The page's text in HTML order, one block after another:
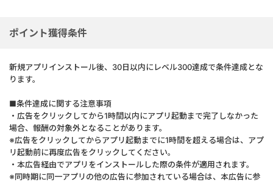
ポイント獲得条件
新規アプリインストール後、30日以内にレベル300達成で条件達成とな
ります。
■条件達成に関する注意事項
・広告をクリックしてから1時間以内にアプリ起動まで完了しなかった
場合、報酬の対象外となることがあります。
※広告をクリックしてからアプリ起動までに1時間を超える場合は、アプ
リ起動前に再度広告をクリックしてください。
・本広告経由でアプリをインストールした際の条件が適用されます。
※同時期に同一アプリの他の広告に参加されている場合は、本広告に参